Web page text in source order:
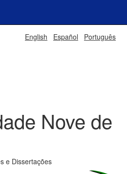
English Español Português
Nove de
e Dissertações